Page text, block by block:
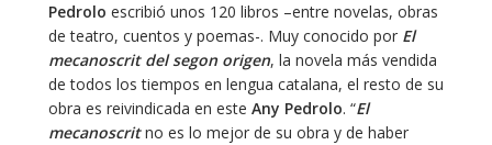
Pedrolo escribió unos 120 libros –entre novelas, obras
de teatro, cuentos y poemas-. Muy conocido por El
mecanoscrit del segon origen, la novela más vendida
de todos los tiempos en lengua catalana, el resto de su
obra es reivindicada en este Any Pedrolo. “El
mecanoscritno es lo mejor de su obra y de haber